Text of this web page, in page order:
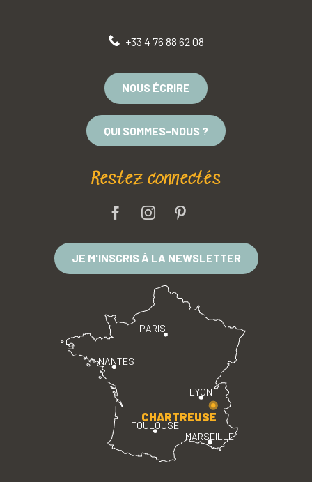
+33 4 76 88 62 08
NOUS ÉCRIRE
QUI SOMMES-NOUS ?
Restez connectés
JE M'INSCRIS À LA NEWSLETTER
PARIS
LYON
TOULOUSE
MARSEILLE
NANTES
CHARTREUSE